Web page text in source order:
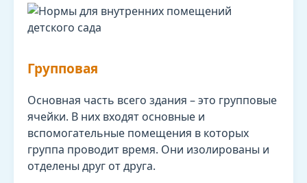
Групповая
Основная часть всего здания – это групповые
ячейки. В них входят основные и
вспомогательные помещения в которых
группа проводит время. Они изолированы и
отделены друг от друга.